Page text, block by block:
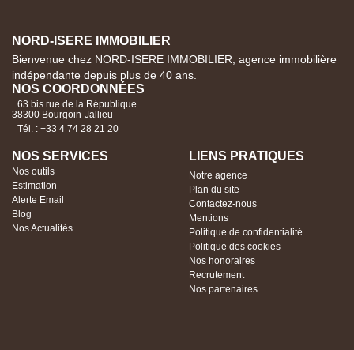
NORD-ISERE IMMOBILIER
Bienvenue chez NORD-ISERE IMMOBILIER, agence immobilière
indépendante depuis plus de 40 ans.
NOS COORDONNÉES
63 bis rue de la République
38300 Bourgoin-Jallieu
Tél. : +33 4 74 28 21 20
NOS SERVICES
Nos outils
Estimation
Alerte Email
Blog
Nos Actualités
LIENS PRATIQUES
Notre agence
Plan du site
Contactez-nous
Mentions
Politique de confidentialité
Politique des cookies
Nos honoraires
Recrutement
Nos partenaires